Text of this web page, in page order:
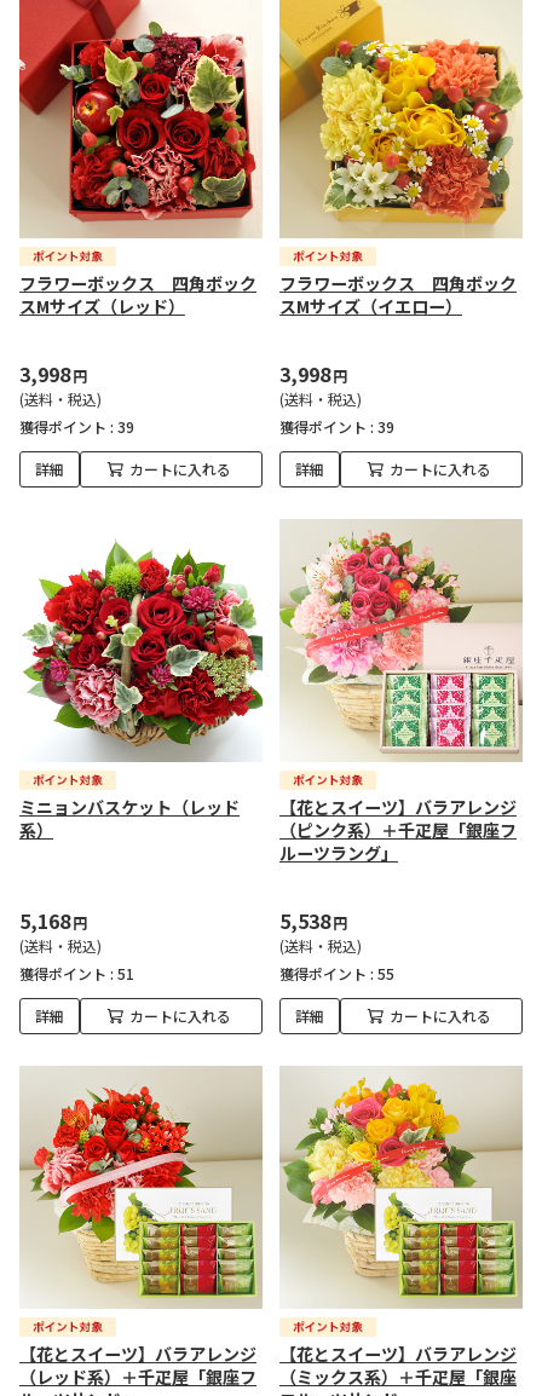
フラワーボックス 四角ボック
スMサイズ（レッド）
3,998円
(送料・税込)
獲得ポイント : 39
詳細 カートに入れる
フラワーボックス 四角ボック
スMサイズ（イエロー）
3,998円
(送料・税込)
獲得ポイント : 39
詳細 カートに入れる
ミニョンバスケット（レッド
系）
5,168円
(送料・税込)
獲得ポイント : 51
詳細 カートに入れる
【花とスイーツ】バラアレンジ
（ピンク系）＋千疋屋「銀座フ
ルーツラング」
5,538円
(送料・税込)
獲得ポイント : 55
詳細 カートに入れる
【花とスイーツ】バラアレンジ
（レッド系）＋千疋屋「銀座フ
【花とスイーツ】バラアレンジ
（ミックス系）＋千疋屋「銀座